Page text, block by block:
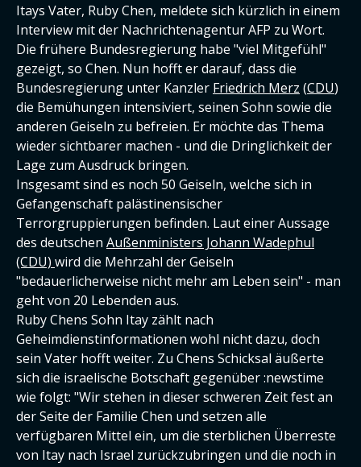
Itays Vater, Ruby Chen, meldete sich kürzlich in einem
Interview mit der Nachrichtenagentur AFP zu Wort.
Die frühere Bundesregierung habe "viel Mitgefühl"
gezeigt, so Chen. Nun hofft er darauf, dass die
Bundesregierung unter Kanzler Friedrich Merz (CDU)
die Bemühungen intensiviert, seinen Sohn sowie die
anderen Geiseln zu befreien. Er möchte das Thema
wieder sichtbarer machen - und die Dringlichkeit der
Lage zum Ausdruck bringen.
Insgesamt sind es noch 50 Geiseln, welche sich in
Gefangenschaft palästinensischer
Terrorgruppierungen befinden. Laut einer Aussage
des deutschen Außenministers Johann Wadephul
(CDU) wird die Mehrzahl der Geiseln
"bedauerlicherweise nicht mehr am Leben sein" - man
geht von 20 Lebenden aus.
Ruby Chens Sohn Itay zählt nach
Geheimdienstinformationen wohl nicht dazu, doch
sein Vater hofft weiter. Zu Chens Schicksal äußerte
sich die israelische Botschaft gegenüber :newstime
wie folgt: "Wir stehen in dieser schweren Zeit fest an
der Seite der Familie Chen und setzen alle
verfügbaren Mittel ein, um die sterblichen Überreste
von Itay nach Israel zurückzubringen und die noch in